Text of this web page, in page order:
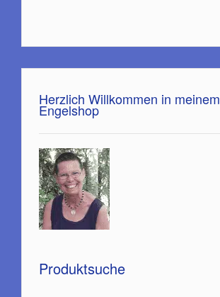
Herzlich Willkommen in meinem
Engelshop
Produktsuche